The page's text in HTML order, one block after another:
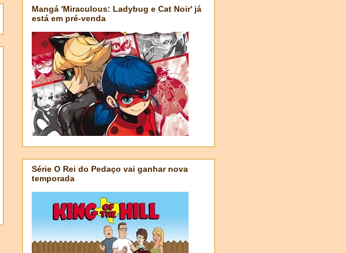
Mangá 'Miraculous: Ladybug e Cat Noir' já
está em pré-venda
Série O Rei do Pedaço vai ganhar nova
temporada